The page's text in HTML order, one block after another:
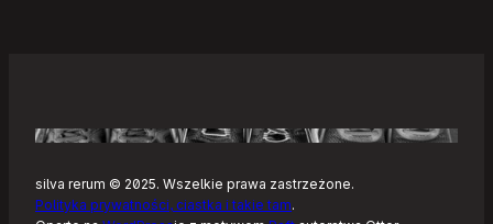
silva rerum © 2025. Wszelkie prawa zastrzeżone.
Polityka prywatności, ciastka i takie tam.